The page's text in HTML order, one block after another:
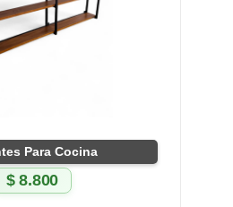
Para Cocina
$8.800